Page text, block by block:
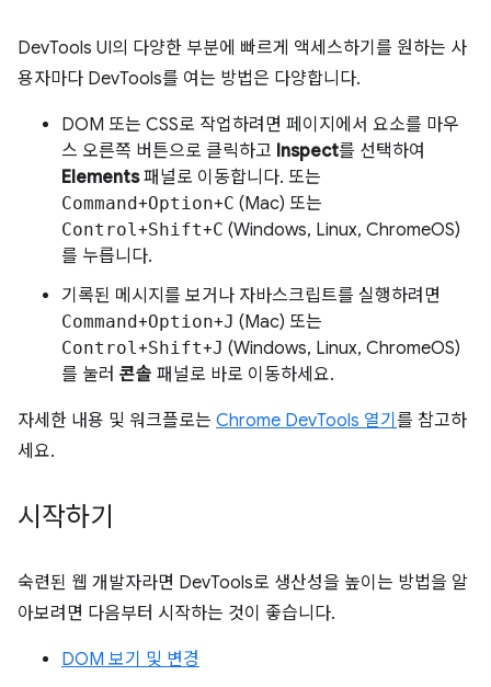
DevTools UI의 다양한 부분에 빠르게 액세스하기를 원하는 사
용자마다 DevTools를 여는 방법은 다양합니다.
DOM 또는 CSS로 작업하려면 페이지에서 요소를 마우
스 오른쪽 버튼으로 클릭하고 Inspect를 선택하여
Elements패널로 이동합니다. 또는
Command+Option+C (Mac) 또는
Control+Shift+C (Windows, Linux, ChromeOS)
를 누릅니다.
기록된 메시지를 보거나 자바스크립트를 실행하려면
Command+Option+J (Mac) 또는
Control+Shift+J (Windows, Linux, ChromeOS)
를 눌러 콘솔 패널로 바로 이동하세요.
자세한 내용 및 워크플로는 Chrome DevTools 열기 를 참고하
세요.
시작하기
숙련된 웹 개발자라면 DevTools로 생산성을 높이는 방법을 알
아보려면 다음부터 시작하는 것이 좋습니다.
DOM 보기 및 변경